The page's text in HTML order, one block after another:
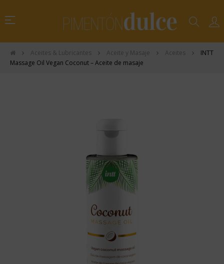
Navegación
palanca
☰
Aceites & Lubricantes Aceite y Masaje Aceites
INTT
Massage Oil Vegan Coconut – Aceite de masaje